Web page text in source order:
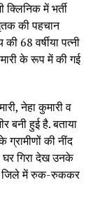
में भर्ती
की पहचान
68 वर्षीया पत्नी
के रूप में की गई
नेहा कुमारी व
बनी हुई है. बताया
की नींद
गिरा देख उनके
जिले में रुक-रुककर